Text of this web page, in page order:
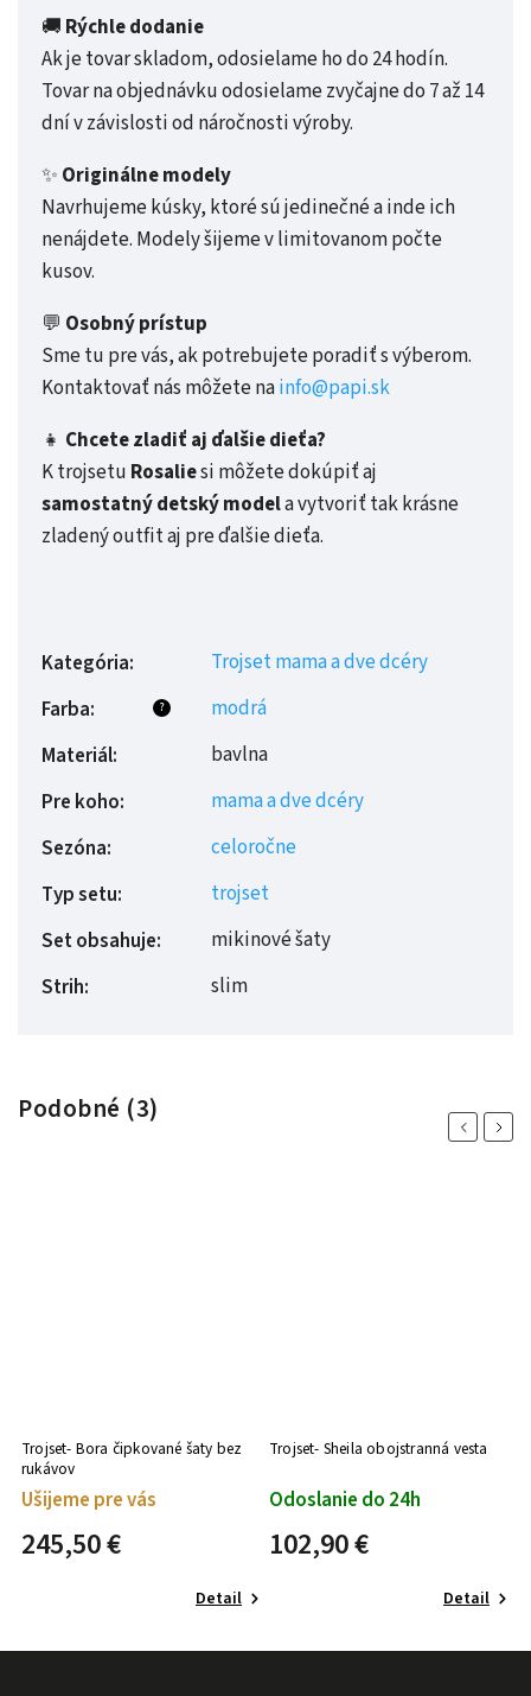
🚚 Rýchle dodanie
Ak je tovar skladom, odosielame ho do 24 hodín.
Tovar na objednávku odosielame zvyčajne do 7 až 14
dní v závislosti od náročnosti výroby.
✨ Originálne modely
Navrhujeme kúsky, ktoré sú jedinečné a inde ich
nenájdete. Modely šijeme v limitovanom počte
kusov.
💬 Osobný prístup
Sme tu pre vás, ak potrebujete poradiť s výberom.
Kontaktovať nás môžete nainfo@papi.sk
👧 Chcete zladiť aj ďalšie dieťa?
K trojsetu Rosaliesi môžete dokúpiť aj
samostatný detský modela vytvoriť tak krásne
zladený outfit aj pre ďalšie dieťa.
Kategória: Trojset mama a dve dcéry
?
Farba:
modrá
Materiál:
bavlna
Pre koho:
mama a dve dcéry
Sezóna:
celoročne
Typ setu:
trojset
Set obsahuje:
mikinové šaty
Strih: slim
Podobné (3)
Previous
Trojset- Bora čipkované šaty bez
rukávov
Ušijeme pre vás
245,50 €
Detail
Trojset- Sheila obojstranná vesta
Odoslanie do 24h
102,90 €
Detail
Next